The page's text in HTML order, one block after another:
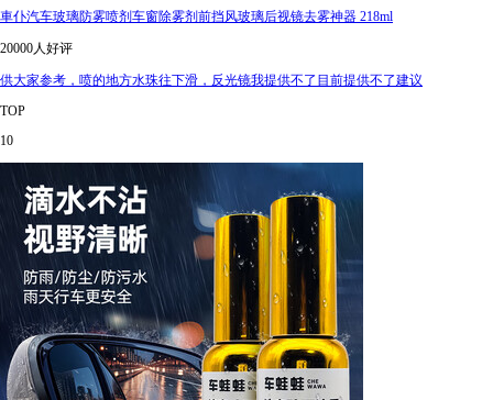
車仆汽车玻璃防雾喷剂车窗除雾剂前挡风玻璃后视镜去雾神器 218ml
20000人好评
供大家参考，喷的地方水珠往下滑，反光镜我提供不了目前提供不了建议
TOP
10